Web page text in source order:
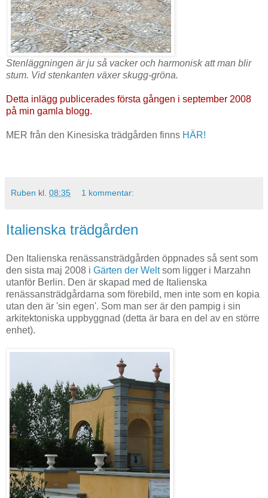
Stenläggningen är ju så vacker och harmonisk att man blir
stum. Vid stenkanten växer skugg-gröna.
Detta inlägg publicerades första gången i september 2008
på min gamla blogg.
MER från den Kinesiska trädgården finns HÄR!
Ruben kl. 08:35 1 kommentar:
Italienska trädgården
Den Italienska renässansträdgården öppnades så sent som
den sista maj 2008 i Gärten der Weltsom ligger i Marzahn
utanför Berlin. Den är skapad med de Italienska
renässansträdgårdarna som förebild, men inte som en kopia
utan den är 'sin egen'. Som man ser är den pampig i sin
arkitektoniska uppbyggnad (detta är bara en del av en större
enhet).